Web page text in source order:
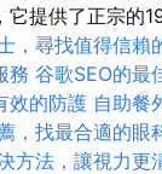
它提供了正宗的
，尋找值得信賴
務 谷歌SEO的最
效的防護 自助餐
，找最合適的眼
方法，讓視力更